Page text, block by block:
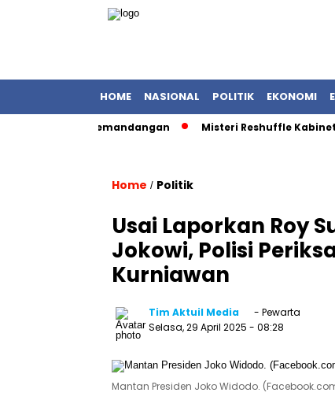
HOME NASIONAL POLITIK EKONOMI
Rekam Pemandangan Misteri Reshuffle Kabinet
Home / Politik
Usai Laporkan Roy
Jokowi, Polisi
Kurniawan
Tim Aktuil Media
- Pewarta
Selasa, 29 April 2025 - 08:28
Mantan Presiden Joko Widodo.